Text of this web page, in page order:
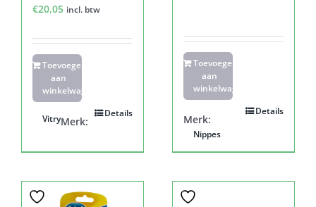
€20,05 incl. btw
Toevoegen
aan
winkelwagen
Details
Merk:
Vitry
Toevoegen
aan
winkelwagen
Details
Merk:
Nippes